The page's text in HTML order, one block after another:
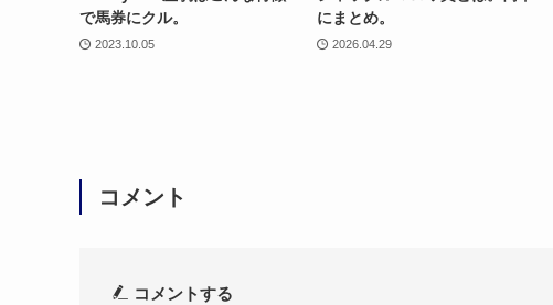
で馬券にクル。
2023.10.05
にまとめ。
2026.04.29
コメント
コメントする